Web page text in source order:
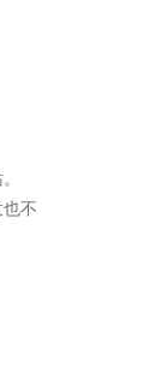
不